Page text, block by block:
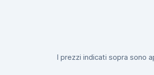
I prezzi indicati sopra sono